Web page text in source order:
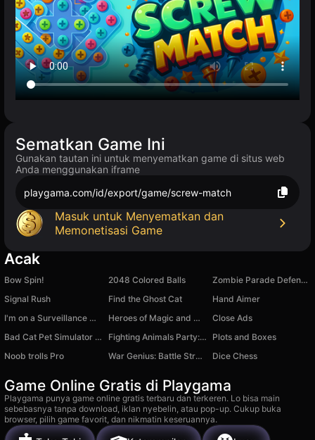
Sematkan Game Ini
Gunakan tautan ini untuk menyematkan game di situs web
Anda menggunakan iframe
playgama.com/id/export/game/screw-match
Masuk untuk Menyematkan dan
Memonetisasi Game
Acak
Bow Spin! 2048 Colored Balls
Zombie Parade Defense 5
Signal Rush
Find the Ghost Cat
Hand Aimer
I'm on a Surveillance Mission 2
Heroes of Magic and Might
Close Ads
Bad Cat Pet Simulator 3D
Fighting Animals Party: Ragdoll battles
Plots and Boxes
Noob trolls Pro
War Genius: Battle Strategy Dice Chess
Game Online Gratis di Playgama
Playgama punya game online gratis terbaru dan terkeren. Lo bisa main
sebebasnya tanpa download, iklan nyebelin, atau pop-up. Cukup buka
browser, pilih game favorit, dan nikmatin keseruannya.